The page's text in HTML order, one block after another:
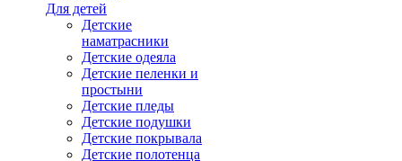
Для детей
Детские
наматрасники
Детские одеяла
Детские пеленки и
простыни
Детские пледы
Детские подушки
Детские покрывала
Детские полотенца